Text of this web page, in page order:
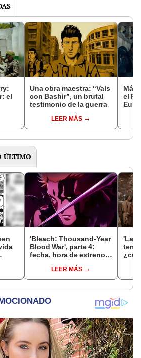
el
Una obra maestra: “Vals
con Bashir”, un brutal
testimonio de la guerra
LEER MÁS
Más
el
ÚLTIMO
'Bleach: Thousand-Year
Blood War', parte 4:
fecha, hora de estreno,
final del anime
LEER MÁS
'La